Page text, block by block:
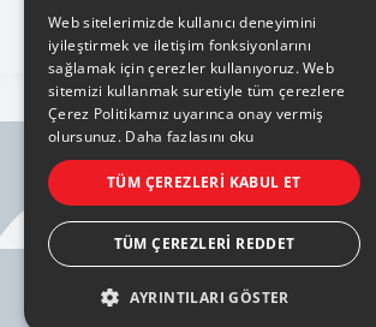
KVKK AYDINLATMA METNİ
BILGI TOPLUMU HIZMETLERI
PRIVACY POLICY
Web sitelerimizde kullanıcı deneyimini
iyileştirmek ve iletişim fonksiyonlarını
sağlamak için çerezler kullanıyoruz. Web
sitemizi kullanmak suretiyle tüm çerezlere
Çerez Politikamız uyarınca onay vermiş
olursunuz. Daha fazlasını oku
TÜM ÇEREZLERI KABUL ET
TÜM ÇEREZLERI REDDET
AYRINTILARI GÖSTER